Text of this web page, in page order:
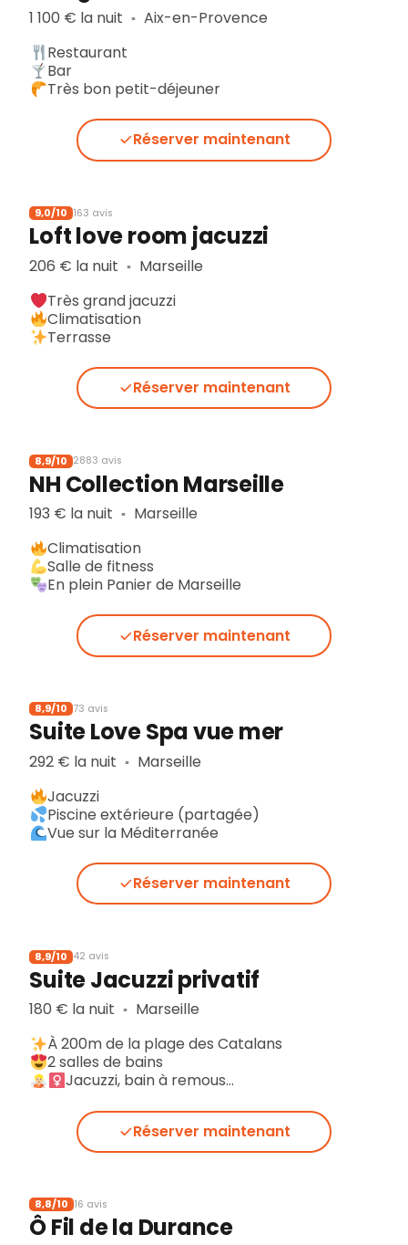
1 100 € la nuit ▪︎ Aix-en-Provence
Restaurant
Bar
Très bon petit-déjeuner
Réserver maintenant
9,0/10 163 avis
Loft love room jacuzzi
206 € la nuit ▪︎ Marseille
Très grand jacuzzi
Climatisation
Terrasse
Réserver maintenant
8,9/10 2883 avis
NH Collection Marseille
193 € la nuit ▪︎ Marseille
Climatisation
Salle de fitness
En plein Panier de Marseille
Réserver maintenant
8,9/10 73 avis
Suite Love Spa vue mer
292 € la nuit ▪︎ Marseille
Jacuzzi
Piscine extérieure (partagée)
Vue sur la Méditerranée
Réserver maintenant
8,9/10 42 avis
Suite Jacuzzi privatif
180 € la nuit ▪︎ Marseille
À 200m de la plage des Catalans
2 salles de bains
Jacuzzi, bain à remous…
Réserver maintenant
8,8/10 16 avis
Ô Fil de la Durance